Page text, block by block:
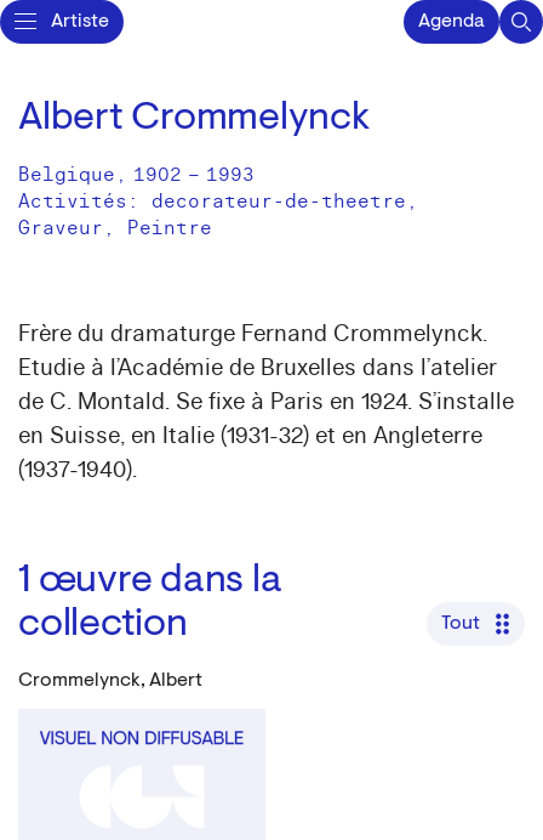
Artiste Agenda
Albert Crommelynck
Belgique , 1902 – 1993
Activités: decorateur-de-theetre
Graveur
Peintre
Frère du dramaturge Fernand Crommelynck.
Etudie à l’Académie de Bruxelles dans l’atelier
de C. Montald. Se fixe à Paris en 1924. S’installe
en Suisse, en Italie (1931-32) et en Angleterre
(1937-1940).
1 œuvre dans la
collection
Tout
Crommelynck, Albert